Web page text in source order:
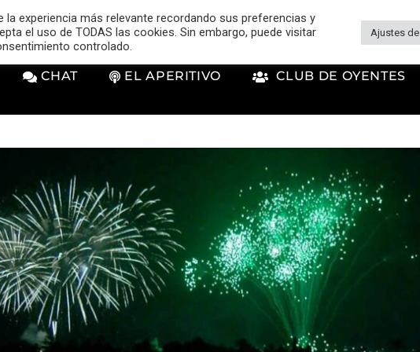
CHAT EL APERITIVO CLUB DE OYENTES
experiencia más relevante recordando sus preferencias y
el uso de TODAS las cookies. Sin embargo, puede visitar
controlado.
Ajustes